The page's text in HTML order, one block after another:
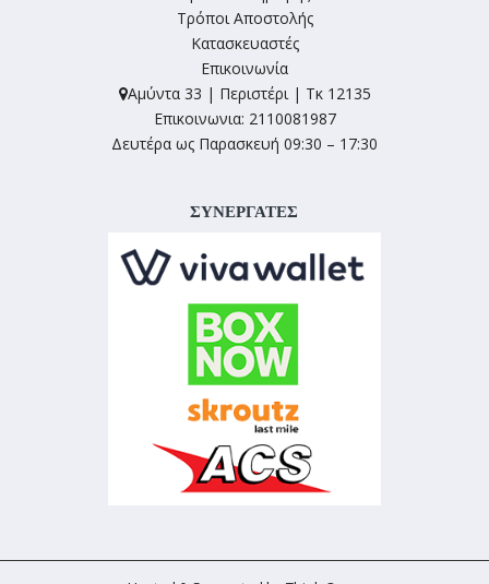
Τρόποι Αποστολής
Κατασκευαστές
Επικοινωνία
Αμύντα 33 | Περιστέρι | Τκ 12135
Επικοινωνια: 2110081987
Δευτέρα ως Παρασκευή 09:30 – 17:30
ΣΥΝΕΡΓΑΤΕΣ